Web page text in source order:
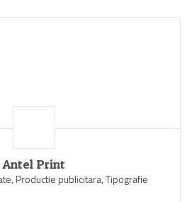
Antel Print
Productie publicitara, Tipografie